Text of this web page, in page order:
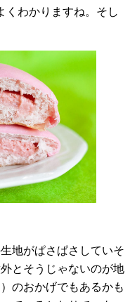
くわかりますね。そし
地がぱさぱさしていそ
とそうじゃないのが地
のおかげでもあるかも